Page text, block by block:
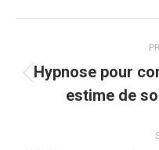
article
Hypnose pour
estime de